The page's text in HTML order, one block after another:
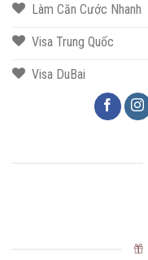
Làm Căn Cước Nhanh
Visa Trung Quốc
Visa DuBai